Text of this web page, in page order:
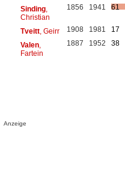
Sinding,
Christian
1856 1941 61
Tveitt, Geirr 1908 1981
17
Valen,
Fartein
1887 1952 38
Anzeige